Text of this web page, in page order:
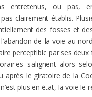
entretenus, ou pas,
clairement établis.
des fosses et
de la voie au
perceptible par ses
s’alignent alors
après le giratoire de la
plus en état, la voie le